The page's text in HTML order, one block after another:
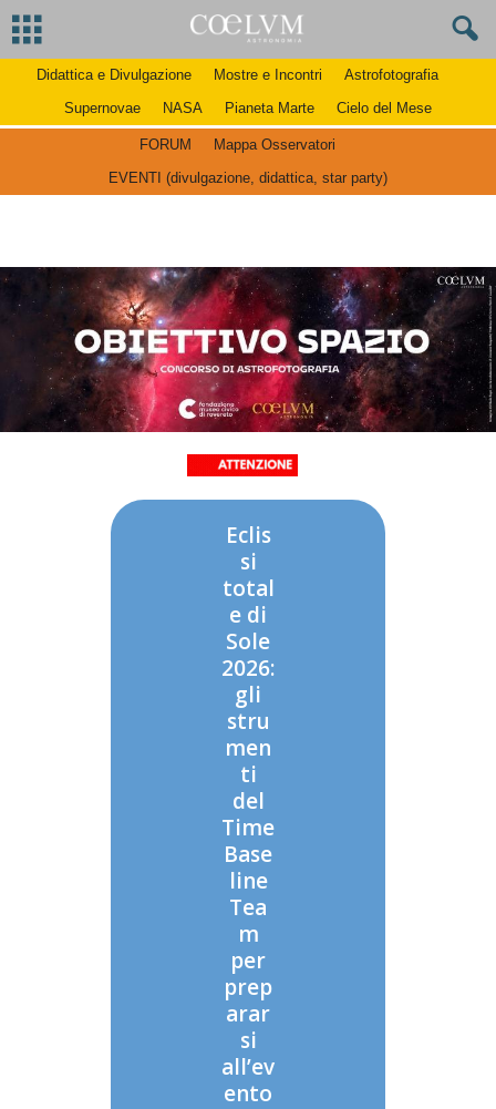
Didattica e Divulgazione Mostre e Incontri
Astrofotografia
Supernovae
NASA Pianeta Marte Cielo del Mese
FORUM
Mappa Osservatori
EVENTI (divulgazione, didattica, star party)
Eclis
si
total
e di
Sole
2026:
gli
stru
men
ti
del
Time
Base
line
Tea
m
per
prep
arar
si
all’ev
ento